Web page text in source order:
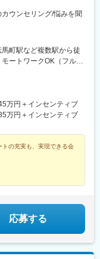
ウンセリング/悩みを聞
馬町駅など複数駅から徒
ートワークOK（フルリ
都千代田区岩本町1-9-
トロ日比谷線「小伝馬
宿線「馬喰横山駅」か
トロ日比谷線「秋葉原
へのサポートも万全で
万円＋インセンティブ
万円＋インセンティブ
の充実も、実現できる会
応募する